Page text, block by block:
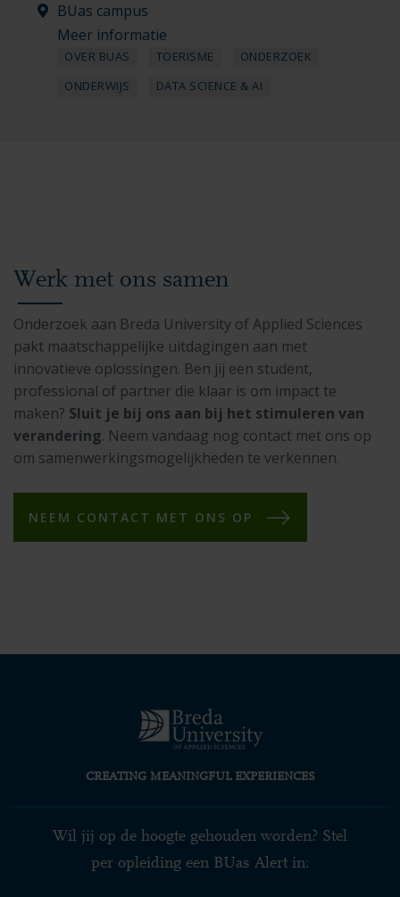
BUas campus
Meer informatie
OVER BUAS TOERISME
ONDERZOEK
ONDERWIJS
DATA SCIENCE & AI
Werk met ons samen
Onderzoek aan Breda University of Applied Sciences
pakt maatschappelijke uitdagingen aan met
innovatieve oplossingen. Ben jij een student,
professional of partner die klaar is om impact te
maken? Sluit je bij ons aan bij het stimuleren van
verandering. Neem vandaag nog contact met ons op
om samenwerkingsmogelijkheden te verkennen.
NEEM CONTACT MET ONS OP
CREATING MEANINGFUL EXPERIENCES
Wil jij op de hoogte gehouden worden? Stel
per opleiding een BUas Alert in: